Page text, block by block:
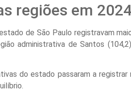
regiões em
de São Paulo registravam
administrativa de Santos
do estado passaram a registrar